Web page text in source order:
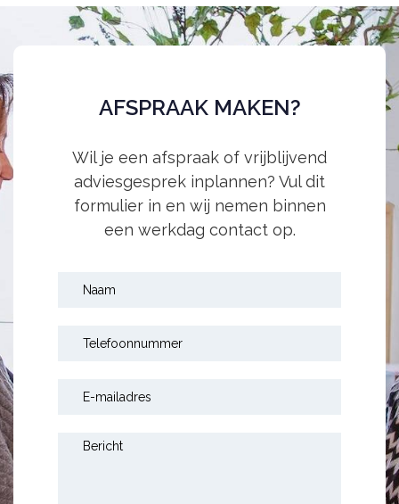
AFSPRAAK MAKEN?
Wil je een afspraak of vrijblijvend
adviesgesprek inplannen? Vul dit
formulier in en wij nemen binnen
een werkdag contact op.